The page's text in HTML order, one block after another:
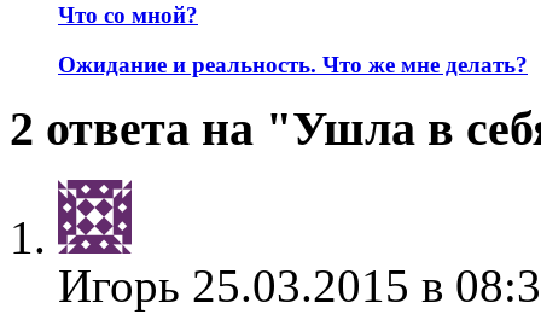
Что со мной?
Ожидание и реальность. Что же мне делать?
2 ответа на "Ушла в
Игорь 25.03.2015 в